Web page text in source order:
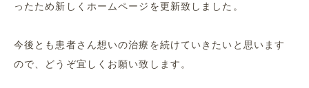
ったため新しくホームページを更新致しました。
今後とも患者さん想いの治療を続けていきたいと思います
ので、どうぞ宜しくお願い致します。